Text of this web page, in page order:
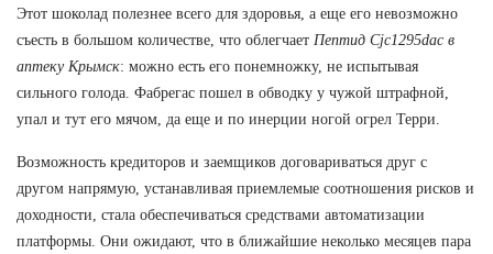
Этот шоколад полезнее всего для здоровья, а еще его невозможно
съесть в большом количестве, что облегчает Пептид Cjc1295dac в
аптеку Крымск: можно есть его понемножку, не испытывая
сильного голода. Фабрегас пошел в обводку у чужой штрафной,
упал и тут его мячом, да еще и по инерции ногой огрел Терри.
Возможность кредиторов и заемщиков договариваться друг с
другом напрямую, устанавливая приемлемые соотношения рисков и
доходности, стала обеспечиваться средствами автоматизации
платформы. Они ожидают, что в ближайшие неколько месяцев пара